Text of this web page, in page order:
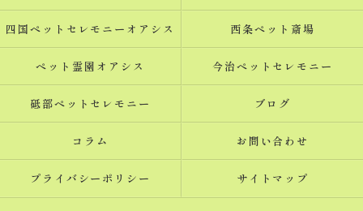
四国ペットセレモニーオアシス 西条ペット斎場
ペット霊園オアシス 今治ペットセレモニー
砥部ペットセレモニー ブログ
コラム お問い合わせ
プライバシーポリシー サイトマップ